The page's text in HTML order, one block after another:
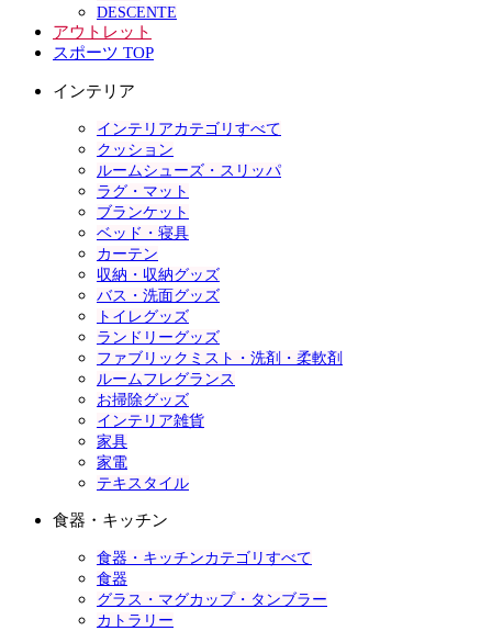
DESCENTE
アウトレット
スポーツ TOP
インテリア
インテリアカテゴリすべて
クッション
ルームシューズ・スリッパ
ラグ・マット
ブランケット
ベッド・寝具
カーテン
収納・収納グッズ
バス・洗面グッズ
トイレグッズ
ランドリーグッズ
ファブリックミスト・洗剤・柔軟剤
ルームフレグランス
お掃除グッズ
インテリア雑貨
家具
家電
テキスタイル
食器・キッチン
食器・キッチンカテゴリすべて
食器
グラス・マグカップ・タンブラー
カトラリー